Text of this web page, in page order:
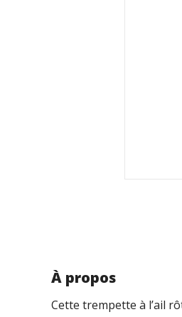
À propos
Cette trempette à l’ail